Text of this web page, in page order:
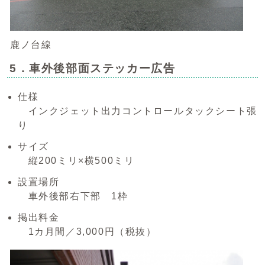
鹿ノ台線
5．車外後部面ステッカー広告
仕様
インクジェット出力コントロールタックシート張
り
サイズ
縦200ミリ×横500ミリ
設置場所
車外後部右下部 1枠
掲出料金
1カ月間／3,000円（税抜）